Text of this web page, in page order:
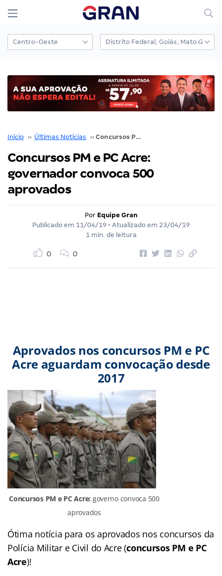
Início ›› Últimas Notícias ›› Concursos PM e PC Acre: governador convoca 500 aprovados
Concursos PM e PC Acre:
governador convoca 500
aprovados
Por Equipe Gran
Publicado em 11/04/19 • Atualizado em 23/04/19
1 min. de leitura
0 0
Aprovados nos concursos PM e PC
Acre aguardam convocação desde
2017
Concursos PM e PC Acre: governo convoca 500
aprovados
Ótima notícia para os aprovados nos concursos da
Polícia Militar e Civil do Acre (concursos PM e PC
Acre)!